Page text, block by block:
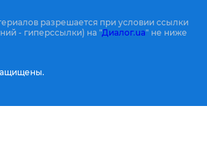
разрешается при условии ссылки
- гиперссылки) на "Диалог.ua" не ниже